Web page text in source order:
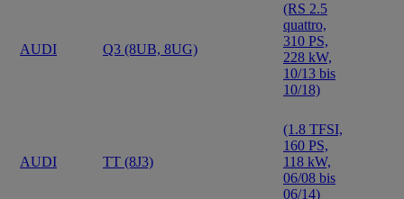
AUDI Q3 (8UB, 8UG)
(RS 2.5
quattro,
310 PS,
228 kW,
10/13 bis
10/18)
AUDI TT (8J3)
(1.8 TFSI,
160 PS,
118 kW,
06/08 bis
06/14)